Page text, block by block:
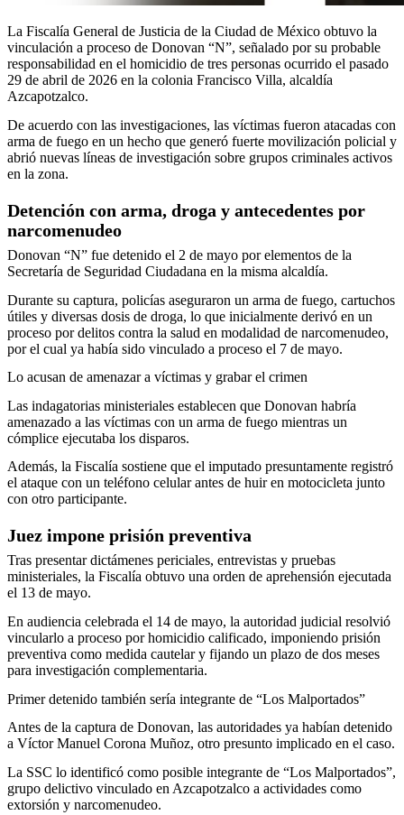
La Fiscalía General de Justicia de la Ciudad de México obtuvo la
vinculación a proceso de Donovan “N”, señalado por su probable
responsabilidad en el homicidio de tres personas ocurrido el pasado
29 de abril de 2026 en la colonia Francisco Villa, alcaldía
Azcapotzalco.
De acuerdo con las investigaciones, las víctimas fueron atacadas con
arma de fuego en un hecho que generó fuerte movilización policial y
abrió nuevas líneas de investigación sobre grupos criminales activos
en la zona.
Detención con arma, droga y antecedentes por
narcomenudeo
Donovan “N” fue detenido el 2 de mayo por elementos de la
Secretaría de Seguridad Ciudadana en la misma alcaldía.
Durante su captura, policías aseguraron un arma de fuego, cartuchos
útiles y diversas dosis de droga, lo que inicialmente derivó en un
proceso por delitos contra la salud en modalidad de narcomenudeo,
por el cual ya había sido vinculado a proceso el 7 de mayo.
Lo acusan de amenazar a víctimas y grabar el crimen
Las indagatorias ministeriales establecen que Donovan habría
amenazado a las víctimas con un arma de fuego mientras un
cómplice ejecutaba los disparos.
Además, la Fiscalía sostiene que el imputado presuntamente registró
el ataque con un teléfono celular antes de huir en motocicleta junto
con otro participante.
Juez impone prisión preventiva
Tras presentar dictámenes periciales, entrevistas y pruebas
ministeriales, la Fiscalía obtuvo una orden de aprehensión ejecutada
el 13 de mayo.
En audiencia celebrada el 14 de mayo, la autoridad judicial resolvió
vincularlo a proceso por homicidio calificado, imponiendo prisión
preventiva como medida cautelar y fijando un plazo de dos meses
para investigación complementaria.
Primer detenido también sería integrante de “Los Malportados”
Antes de la captura de Donovan, las autoridades ya habían detenido
a Víctor Manuel Corona Muñoz, otro presunto implicado en el caso.
La SSC lo identificó como posible integrante de “Los Malportados”,
grupo delictivo vinculado en Azcapotzalco a actividades como
extorsión y narcomenudeo.